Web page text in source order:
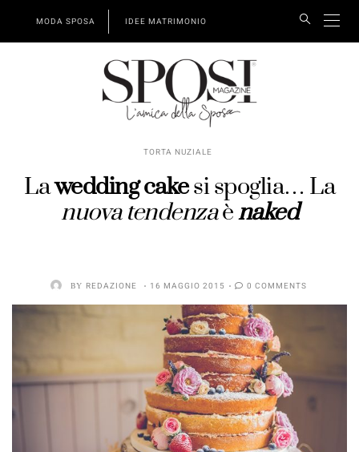
MODA SPOSA IDEE MATRIMONIO
TORTA NUZIALE
Lawedding cakesi spoglia… La
nuova tendenzaènaked
BY REDAZIONE 16 MAGGIO 2015 0 COMMENTS